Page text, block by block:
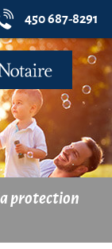
protection
450 687-8291